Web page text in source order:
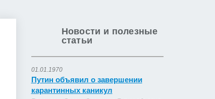
Новости и полезные
статьи
01.01.1970
Путин объявил о завершении
карантинных каникул